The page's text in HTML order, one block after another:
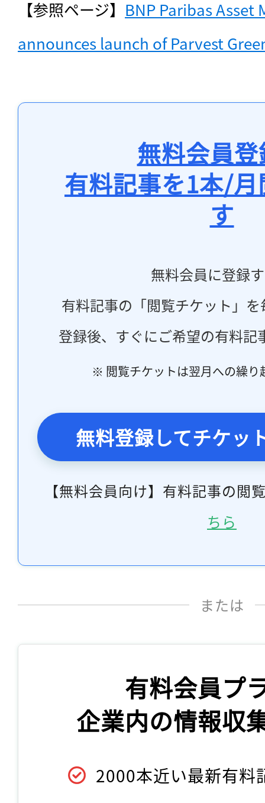
【参照ページ】 BNP Paribas Asset
announces launch of Parvest
無料会員
有料記事を1本/
す
無料会員に登録
有料記事の「閲覧チケット」
登録後、すぐにご希望の有料記
※ 閲覧チケットは翌月への繰り
無料登録してチケッ
【無料会員向け】有料記事の閲
ちら
または
有料会員プ
企業内の情報収
2000本近い最新有料